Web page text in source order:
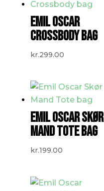
EMIL OSCAR
CROSSBODY BAG
kr.299.00
EMIL OSCAR SKØR
MAND TOTE BAG
kr.199.00